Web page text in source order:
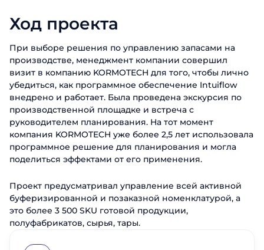
Ход проекта
При выборе решения по управлению запасами на
производстве, менеджмент компании совершил
визит в компанию KORMOTECH для того, чтобы лично
убедиться, как программное обеспечение Intuiflow
внедрено и работает. Была проведена экскурсия по
производственной площадке и встреча с
руководителем планирования. На тот момент
компания KORMOTECH уже более 2,5 лет использовала
программное решение для планирования и могла
поделиться эффектами от его применения.
Проект предусматривал управление всей активной
буферизированной и позаказной номенклатурой, а
это более 3 500 SKU готовой продукции,
полуфабрикатов, сырья, тары.